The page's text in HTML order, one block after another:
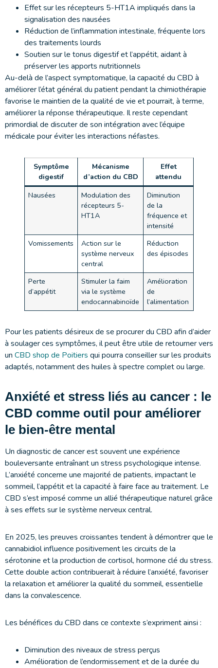
Effet sur les récepteurs 5-HT1A impliqués dans la
signalisation des nausées
Réduction de l’inflammation intestinale, fréquente lors
des traitements lourds
Soutien sur le tonus digestif et l’appétit, aidant à
préserver les apports nutritionnels
Au-delà de l’aspect symptomatique, la capacité du CBD à
améliorer l’état général du patient pendant la chimiothérapie
favorise le maintien de la qualité de vie et pourrait, à terme,
améliorer la réponse thérapeutique. Il reste cependant
primordial de discuter de son intégration avec l’équipe
médicale pour éviter les interactions néfastes.
Symptôme
digestif
Mécanisme
d’action du CBD
Effet
attendu
Nausées
Modulation des
récepteurs 5-
HT1A
Diminution
de la
fréquence et
intensité
Vomissements
Action sur le
système nerveux
central
Réduction
des épisodes
Perte
d’appétit
Stimuler la faim
via le système
endocannabinoïde
Amélioration
de
l’alimentation
Pour les patients désireux de se procurer du CBD afin d’aider
à soulager ces symptômes, il peut être utile de retourner vers
un CBD shop de Poitiers qui pourra conseiller sur les produits
adaptés, notamment des huiles à spectre complet ou large.
Anxiété et stress liés au cancer : le
CBD comme outil pour améliorer
le bien-être mental
Un diagnostic de cancer est souvent une expérience
bouleversante entraînant un stress psychologique intense.
L’anxiété concerne une majorité de patients, impactant le
sommeil, l’appétit et la capacité à faire face au traitement. Le
CBD s’est imposé comme un allié thérapeutique naturel grâce
à ses effets sur le système nerveux central.
En 2025, les preuves croissantes tendent à démontrer que le
cannabidiol influence positivement les circuits de la
sérotonine et la production de cortisol, hormone clé du stress.
Cette double action contribuerait à réduire l’anxiété, favoriser
la relaxation et améliorer la qualité du sommeil, essentielle
dans la convalescence.
Les bénéfices du CBD dans ce contexte s’expriment ainsi :
Diminution des niveaux de stress perçus
Amélioration de l’endormissement et de la durée du